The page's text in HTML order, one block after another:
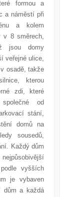
formou a
a náměstí při
a kolem
v 8 směrech,
jsou domy
veřejné ulice,
osadě, takže
kterou
zdi, které
od
stání,
domů na
sousedů,
Každý dům
vyšších
je vybaven
dům a každá